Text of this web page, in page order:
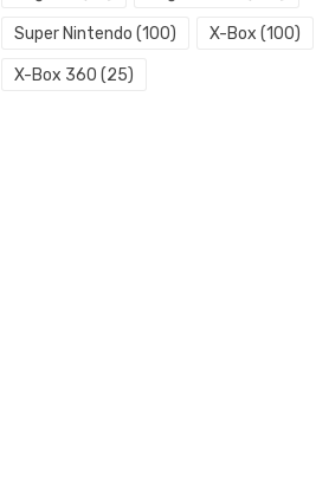
Super Nintendo (100) X-Box (100)
X-Box 360 (25)